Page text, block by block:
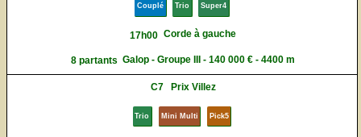
Couplé Trio Super4
17h00 Corde à gauche
8 partants Galop - Groupe III - 140 000 € - 4400 m
C7 Prix Villez
Trio Mini Multi Pick5